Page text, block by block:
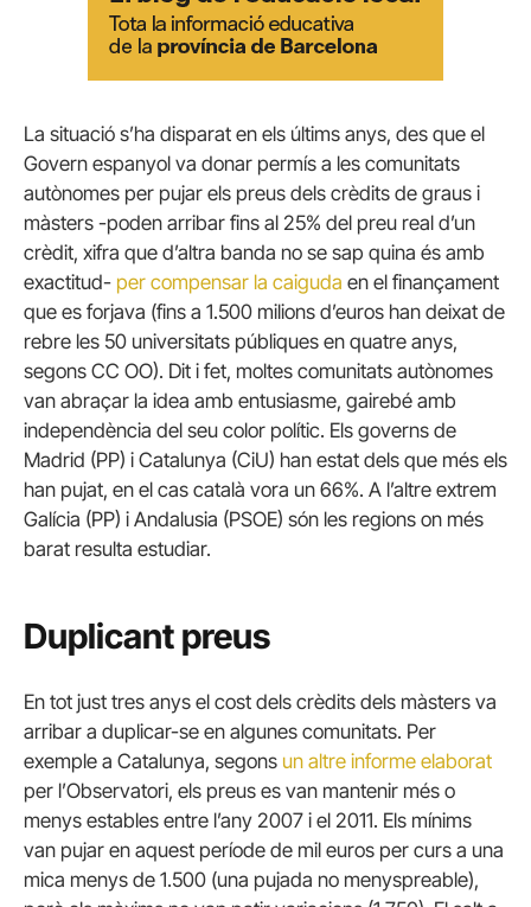
La situació s’ha disparat en els últims anys, des que el
Govern espanyol va donar permís a les comunitats
autònomes per pujar els preus dels crèdits de graus i
màsters -poden arribar fins al 25% del preu real d’un
crèdit, xifra que d’altra banda no se sap quina és amb
exactitud- per compensar la caiguda en el finançament
que es forjava (fins a 1.500 milions d’euros han deixat de
rebre les 50 universitats públiques en quatre anys,
segons CC OO). Dit i fet, moltes comunitats autònomes
van abraçar la idea amb entusiasme, gairebé amb
independència del seu color polític. Els governs de
Madrid (PP) i Catalunya (CiU) han estat dels que més els
han pujat, en el cas català vora un 66%. A l’altre extrem
Galícia (PP) i Andalusia (PSOE) són les regions on més
barat resulta estudiar.
Duplicant preus
En tot just tres anys el cost dels crèdits dels màsters va
arribar a duplicar-se en algunes comunitats. Per
exemple a Catalunya, segons un altre informe elaborat
per l’Observatori, els preus es van mantenir més o
menys estables entre l’any 2007 i el 2011. Els mínims
van pujar en aquest període de mil euros per curs a una
mica menys de 1.500 (una pujada no menyspreable),